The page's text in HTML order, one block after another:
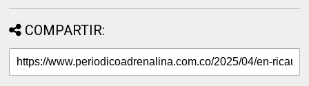
COMPARTIR: